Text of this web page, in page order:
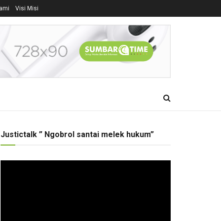
Visi Misi
Justictalk ” Ngobrol santai melek hukum”